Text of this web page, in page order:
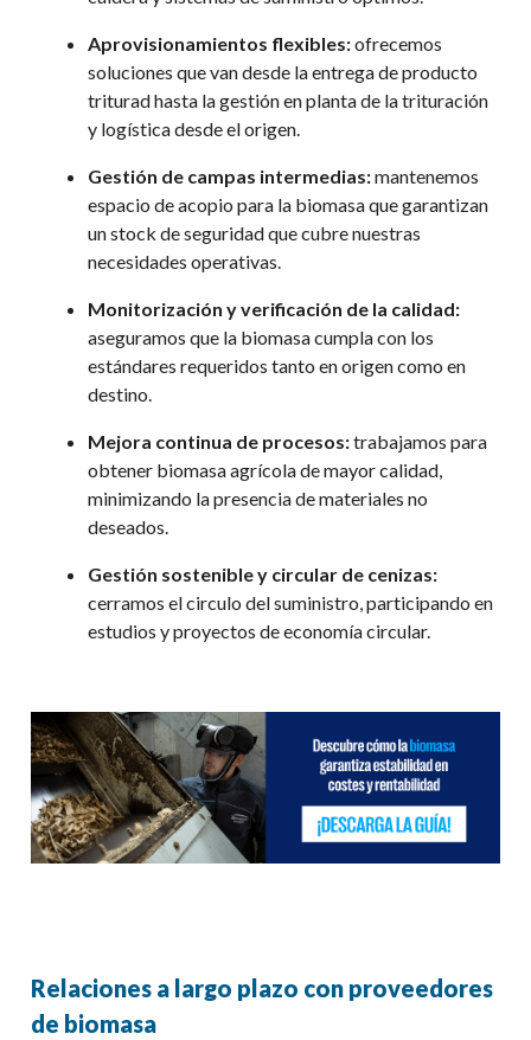
Aprovisionamientos flexibles:ofrecemos
soluciones que van desde la entregadeproducto
trituradhasta la gestiónenplantade latrituración
y logística desde el origen.
Gestión de campas intermedias:mantenemos
espacio de acopio para la biomasa quegarantizan
unstock de seguridad que cubre nuestras
necesidades operativas.
Monitorización y verificación de la calidad:
aseguramos que la biomasa cumpla con los
estándares requeridos tanto en origen como en
destino.
Mejora continua de procesos:trabajamos para
obtener biomasa agrícola de mayor calidad,
minimizando la presencia de materiales no
deseados.
Gestión sostenible y circular de cenizas:
cerramos el circulo del suministro, participando en
estudios y proyectos de economía circular.
Relaciones a largo plazo con proveedores
de biomasa